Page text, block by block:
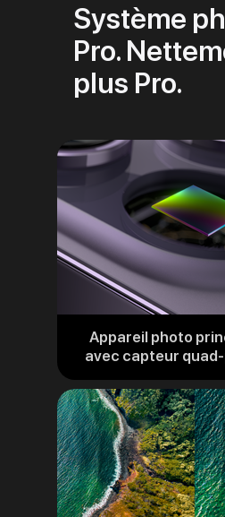
Système
Pro.
plus Pro.
Appareil photo
avec capteur